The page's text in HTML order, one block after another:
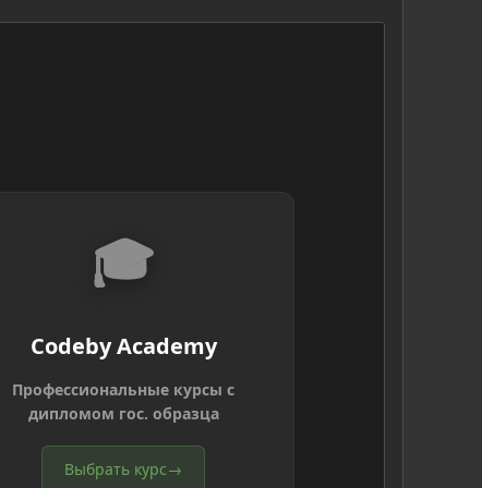
🎓
Codeby Academy
Профессиональные курсы с
дипломом гос. образца
Выбрать курс→